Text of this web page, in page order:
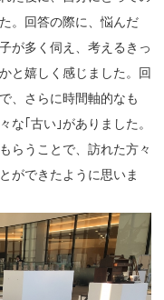
。回答の際に、悩んだ
が多く伺え、考えるきっ
と嬉しく感じました。回
、さらに時間軸的なも
な｢古い｣がありました。
らうことで、訪れた方々
ができたように思いま